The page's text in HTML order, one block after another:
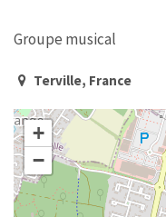
Groupe musical
Terville, France
+
−